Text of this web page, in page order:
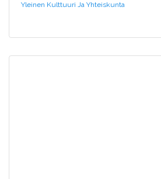
Yleinen Kulttuuri Ja Yhteiskunta